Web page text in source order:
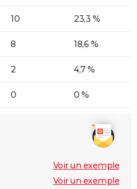
10 23,3 %
8 18,6 %
2 4,7 %
0 0 %
Voir un exemple
Voir un exemple